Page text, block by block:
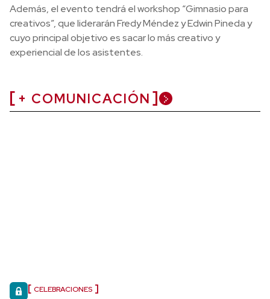
Además, el evento tendrá el workshop “Gimnasio para
creativos”, que liderarán Fredy Méndez y Edwin Pineda y
cuyo principal objetivo es sacar lo más creativo y
experiencial de los asistentes.
+ COMUNICACIÓN
CELEBRACIONES